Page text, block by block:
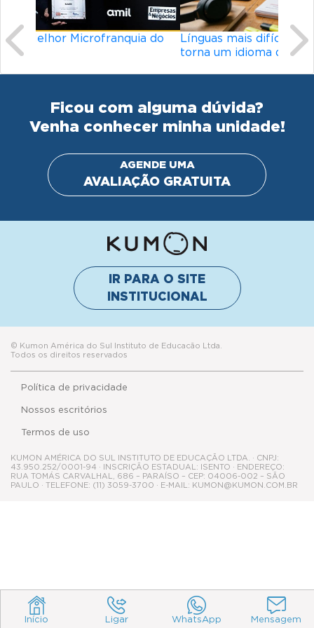
Início Ligar WhatsApp Mensagem
Línguas mais difíceis do mundo: o que
torna um idioma desafiador?
Ficou com alguma dúvida?
Venha conhecer minha unidade!
AGENDE UMA
AVALIAÇÃO GRATUITA
IR PARA O SITE
INSTITUCIONAL
© Kumon América do Sul Instituto de Educacão Ltda.
Todos os direitos reservados
Política de privacidade
Termos de uso
Nossos escritórios
KUMON AMÉRICA DO SUL INSTITUTO DE EDUCAÇÃO LTDA. · CNPJ:
43.950.252/0001-94 · INSCRIÇÃO ESTADUAL: ISENTO · ENDEREÇO:
RUA TOMÁS CARVALHAL, 686 – PARAÍSO – CEP: 04006-002 – SÃO
PAULO · TELEFONE: (11) 3059-3700 · E-MAIL: KUMON@KUMON.COM.BR